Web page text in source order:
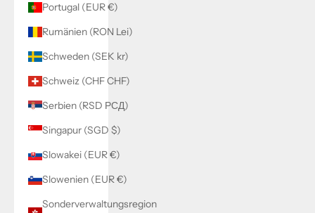
Portugal (EUR €)
Rumänien (RON Lei)
Schweden (SEK kr)
Schweiz (CHF CHF)
Serbien (RSD РСД)
Singapur (SGD $)
Slowakei (EUR €)
Slowenien (EUR €)
Sonderverwaltungsregion